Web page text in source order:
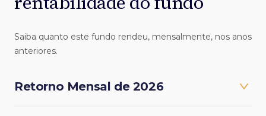
Saiba quanto este fundo rendeu, mensalmente, nos anos
anteriores.
Retorno Mensal de 2026